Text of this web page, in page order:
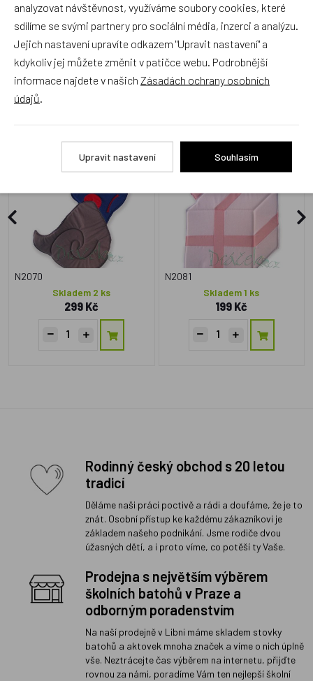
Alternativní zboží
N2070
Skladem 2 ks
299 Kč
N2081
Skladem 1 ks
199 Kč
Rodinný český obchod s 20 letou
tradicí
Děláme naši práci poctivě a rádi a doufáme, že je to
znát. Osobní přístup ke každému zákazníkovi je
základem našeho podnikání. Jsme rodiče dvou
úžasných dětí, a i proto víme, co potěší ty Vaše.
Prodejna s největším výběrem
školních batohů v Praze a
odborným poradenstvím
Na naší prodejně v Libni máme skladem stovky
batohů a aktovek mnoha značek a víme o nich úplně
vše. Neztrácejte čas výběrem na internetu, přijďte
rovnou za námi, poradíme Vám ten nejlepší školní
analyzovat návštěvnost, využíváme soubory cookies, které
sdílíme se svými partnery pro sociální média, inzerci a analýzu.
Jejich nastavení upravíte odkazem "Upravit nastavení" a
kdykoliv jej můžete změnit v patičce webu. Podrobnější
informace najdete v našich Zásadách ochrany osobních
údajů
Upravit nastavení Souhlasím